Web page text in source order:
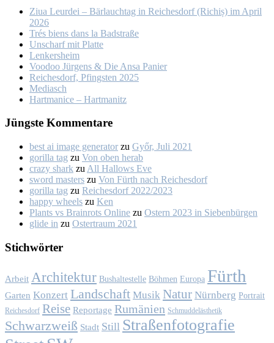
Ziua Leur­dei – Bär­lauch­tag in Rei­ches­dorf (Ri­chiș) im April
2026
Trés biens dans la Bad­stra­ße
Un­scharf mit Plat­te
Len­kers­heim
Voo­doo Jür­gens & Die An­sa Pa­nier
Rei­ches­dorf, Pfings­ten 2025
Me­dia­sch
Hart­ma­nice – Hart­ma­nitz
Jüngs­te Kom­men­ta­re
best ai image generator zu Győr, Ju­li 2021
gorilla tag zu Von oben her­ab
crazy shark zu All Hal­lows Eve
sword masters zu Von Fürth nach Rei­ches­dorf
gorilla tag zu Rei­ches­dorf 2022/2023
happy wheels zu Ken
Plants vs Brainrots Online zu Os­tern 2023 in Sie­ben­bür­gen
glide in zu Os­ter­traum 2021
Stich­wör­ter
Arbeit Architektur Bushaltestelle Böhmen Europa Fürth
Garten Konzert Landschaft Musik Natur Nürnberg Portrait
Reichesdorf Reise Reportage Rumänien Schmuddelästhetik
Schwarzweiß Stadt Still Straßenfotografie